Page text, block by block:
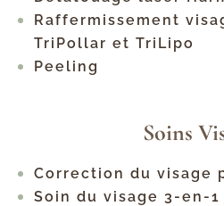
Raffermissement
TriPollar et TriLipo
Peeling
Soins
Correction du visage
Soin du visage 3-en-1